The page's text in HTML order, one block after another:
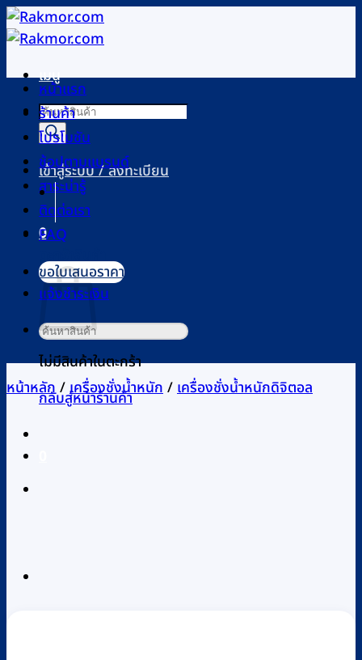
ข้าม
ไป
เนื้อหาเมนู
Products
search
เข้าสู่ระบบ / ลงทะเบียน
0
ไม่มีสินค้าในตะกร้า
กลับสู่หน้าร้านค้า
หน้าแรก
ร้านค้า
โปรโมชัน
ช้อปตามแบรนด์
สาระน่ารู้
ติดต่อเรา
FAQ
ขอใบเสนอราคา
แจ้งชำระเงิน
ค้นหา:
หน้าหลัก/เครื่องชั่งน้ำหนัก/เครื่องชั่งน้ำหนักดิจิตอล